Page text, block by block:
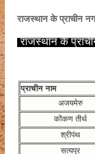
राजस्थान के प्राचीन
राजस्थान के
प्राचीन नाम
अजयमेरु
कोंकण तीर्थ
श्रीपंथ
सत्यपुर